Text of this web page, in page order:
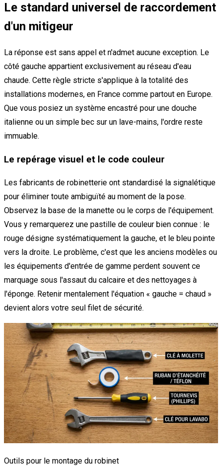
Le standard universel de raccordement
d'un mitigeur
La réponse est sans appel et n'admet aucune exception. Le
côté gauche appartient exclusivement au réseau d'eau
chaude. Cette règle stricte s'applique à la totalité des
installations modernes, en France comme partout en Europe.
Que vous posiez un système encastré pour une douche
italienne ou un simple bec sur un lave-mains, l'ordre reste
immuable.
Le repérage visuel et le code couleur
Les fabricants de robinetterie ont standardisé la signalétique
pour éliminer toute ambiguïté au moment de la pose.
Observez la base de la manette ou le corps de l'équipement.
Vous y remarquerez une pastille de couleur bien connue : le
rouge désigne systématiquement la gauche, et le bleu pointe
vers la droite. Le problème, c'est que les anciens modèles ou
les équipements d'entrée de gamme perdent souvent ce
marquage sous l'assaut du calcaire et des nettoyages à
l'éponge. Retenir mentalement l'équation « gauche = chaud »
devient alors votre seul filet de sécurité.
Outils pour le montage du robinet